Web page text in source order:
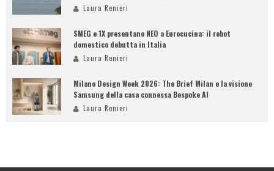
Laura Renieri
SMEG e 1X presentano NEO a Eurocucina: il robot
domestico debutta in Italia
Laura Renieri
Milano Design Week 2026: The Brief Milan e la visione
Samsung della casa connessa Bespoke AI
Laura Renieri